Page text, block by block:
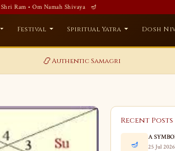
Ram • Om Namah Shivaya 🪔
Festival Spiritual Yatra Dosh
📿Authentic Samagri
Recent Posts
🪔
A
25 Jul 2026